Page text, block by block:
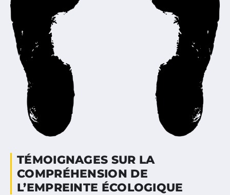
TÉMOIGNAGES SUR LA
COMPRÉHENSION DE
L’EMPREINTE ÉCOLOGIQUE